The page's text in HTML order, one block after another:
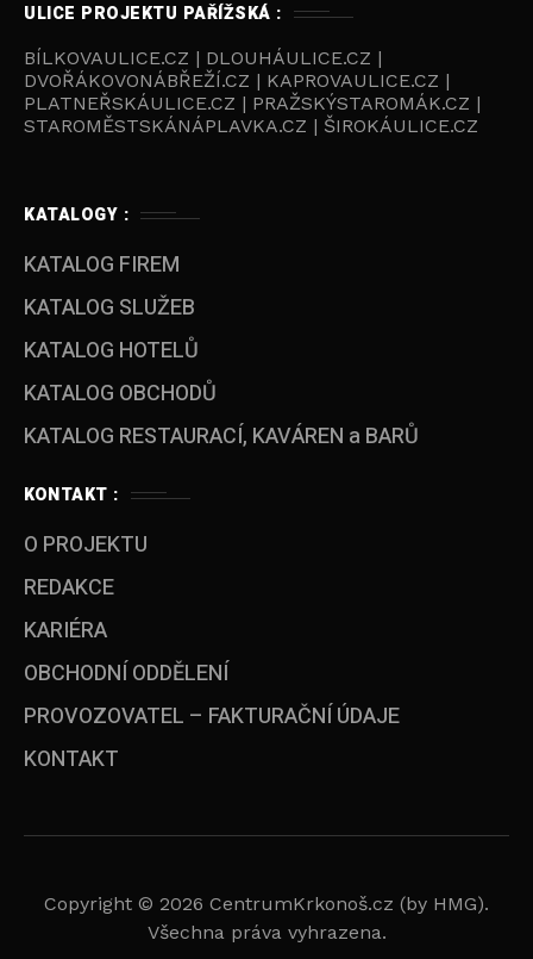
ULICE PROJEKTU PAŘÍŽSKÁ :
BÍLKOVAULICE.CZ | DLOUHÁULICE.CZ |
DVOŘÁKOVONÁBŘEŽÍ.CZ | KAPROVAULICE.CZ |
PLATNEŘSKÁULICE.CZ | PRAŽSKÝSTAROMÁK.CZ |
STAROMĚSTSKÁNÁPLAVKA.CZ | ŠIROKÁULICE.CZ
KATALOGY :
KATALOG FIREM
KATALOG SLUŽEB
KATALOG HOTELŮ
KATALOG OBCHODŮ
KATALOG RESTAURACÍ, KAVÁREN a BARŮ
KONTAKT :
O PROJEKTU
REDAKCE
KARIÉRA
OBCHODNÍ ODDĚLENÍ
PROVOZOVATEL – FAKTURAČNÍ ÚDAJE
KONTAKT
Copyright © 2026 CentrumKrkonoš.cz (by HMG).
Všechna práva vyhrazena.